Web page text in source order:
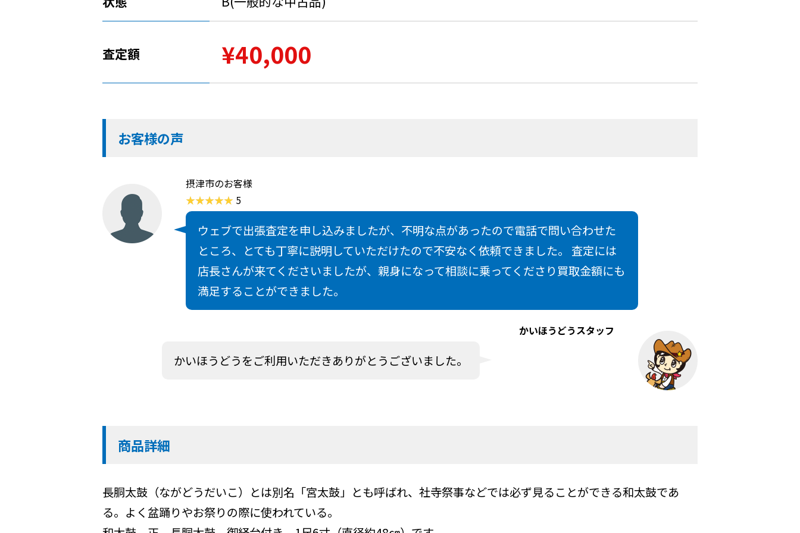
査定額 ¥40,000
お客様の声
摂津市のお客様
5
ウェブで出張査定を申し込みましたが、不明な点があったので電話で問い合わせた
ところ、とても丁寧に説明していただけたので不安なく依頼できました。 査定には
店長さんが来てくださいましたが、親身になって相談に乗ってくださり買取金額にも
満足することができました。
かいほうどうスタッフ
かいほうどうをご利用いただきありがとうございました。
商品詳細
長胴太鼓（ながどうだいこ）とは別名「宮太鼓」とも呼ばれ、社寺祭事などでは必ず見ることができる和太鼓であ
る。よく盆踊りやお祭りの際に使われている。